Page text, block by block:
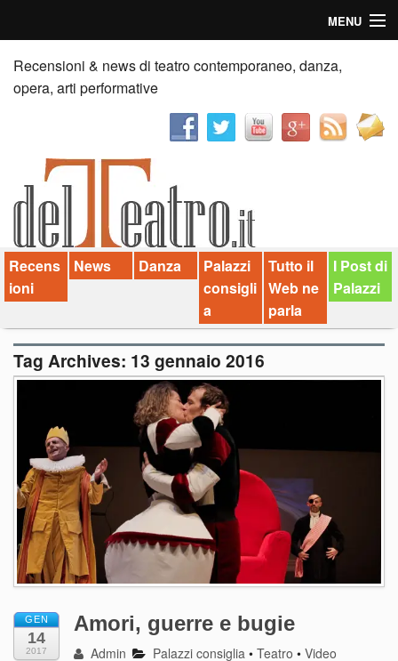
MENU
Home
Recensioni
News
Palazzi consiglia
Video
Chi siamo
Contatti
Recensioni & news di teatro contemporaneo, danza,
opera, arti performative
Recens
ioni
News Danza
Palazzi
consigli
a
Tutto il
Web ne
parla
I Post di
Palazzi
Tag Archives: 13 gennaio 2016
GEN
14
2017
Amori, guerre e bugie
Admin Palazzi consiglia •Teatro •Video